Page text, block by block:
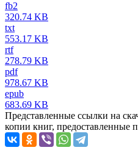
fb2
320.74 KB
txt
553.17 KB
rtf
278.79 KB
pdf
978.67 KB
epub
683.69 KB
Представленные ссылки на
копии книг, предоставленные